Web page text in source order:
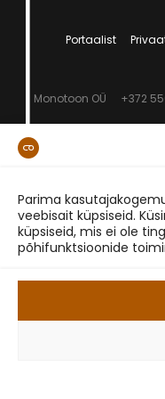
Parima
veebisait küpsiseid.
küpsiseid, mis ei ole
põhifunktsioonide
Portaalist
Monotoon OÜ +372